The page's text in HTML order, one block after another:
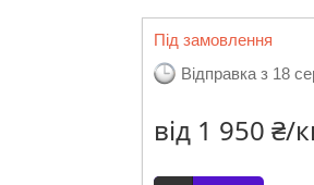
Під замовлення
Відправка з 18
від 1 950 ₴/